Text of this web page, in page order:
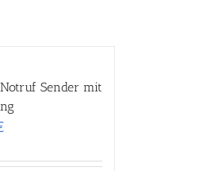
Sender mit